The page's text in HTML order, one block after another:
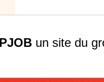
un site du